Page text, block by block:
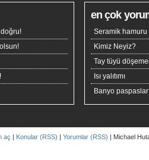
en çok
Seramik hamuru
Kimiz Neyiz?
Tay tüyü
Isı yalıtımı
Banyo
aç | Konular (RSS) | Yorumlar (RSS) | Michael